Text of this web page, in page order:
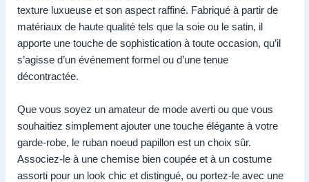
texture luxueuse et son aspect raffiné. Fabriqué à partir de
matériaux de haute qualité tels que la soie ou le satin, il
apporte une touche de sophistication à toute occasion, qu’il
s’agisse d’un événement formel ou d’une tenue
décontractée.
Que vous soyez un amateur de mode averti ou que vous
souhaitiez simplement ajouter une touche élégante à votre
garde-robe, le ruban noeud papillon est un choix sûr.
Associez-le à une chemise bien coupée et à un costume
assorti pour un look chic et distingué, ou portez-le avec une